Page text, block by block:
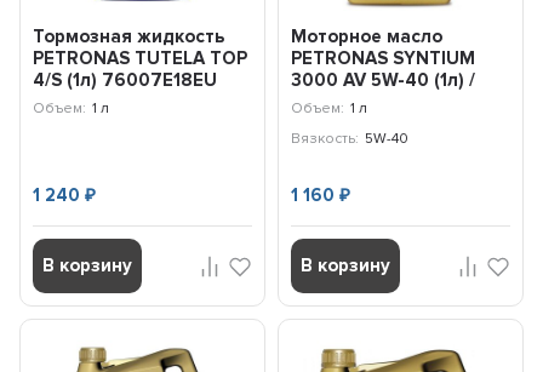
Тормозная жидкость
PETRONAS TUTELA TOP
4/S (1л) 76007E18EU
Объем: 1 л
1 240₽
В корзину
Моторное масло
PETRONAS SYNTIUM
3000 AV 5W-40 (1л) /
70179E18EU
Объем: 1 л
Вязкость: 5W-40
1 160 ₽
В корзину